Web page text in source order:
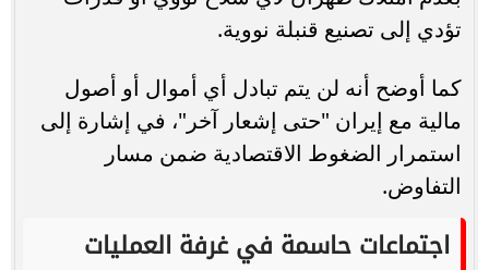
تؤدي إلى تصنيع قنبلة نووية.
كما أوضح أنه لن يتم تبادل أي أموال أو أصول
مالية مع إيران "حتى إشعار آخر"، في إشارة إلى
استمرار الضغوط الاقتصادية ضمن مسار
التفاوض.
اجتماعات حاسمة في غرفة العمليات